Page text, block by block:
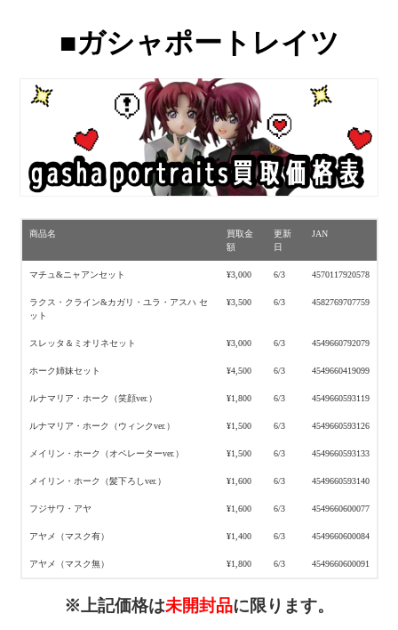
■ガシャポートレイツ
商品名
買取金
額
更新
日
JAN
マチュ&ニャアンセット ¥3,000 6/3 4570117920578
ラクス・クライン&カガリ・ユラ・アスハ セ
ット
¥3,500 6/3 4582769707759
スレッタ＆ミオリネセット ¥3,000 6/3 4549660792079
ホーク姉妹セット ¥4,500 6/3 4549660419099
ルナマリア・ホーク（笑顔ver.） ¥1,800 6/3 4549660593119
ルナマリア・ホーク（ウィンクver.） ¥1,500 6/3 4549660593126
メイリン・ホーク（オペレーターver.） ¥1,500 6/3 4549660593133
メイリン・ホーク（髪下ろしver.） ¥1,600 6/3 4549660593140
フジサワ・アヤ ¥1,600 6/3 4549660600077
アヤメ（マスク有） ¥1,400 6/3 4549660600084
アヤメ（マスク無） ¥1,800 6/3 4549660600091
※上記価格は未開封品に限ります。